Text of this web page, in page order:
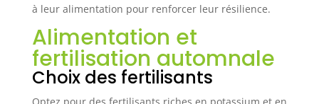
à leur alimentation pour renforcer leur résilience.
Alimentation et
fertilisation automnale
Choix des fertilisants
Optez pour des fertilisants riches en potassium et en